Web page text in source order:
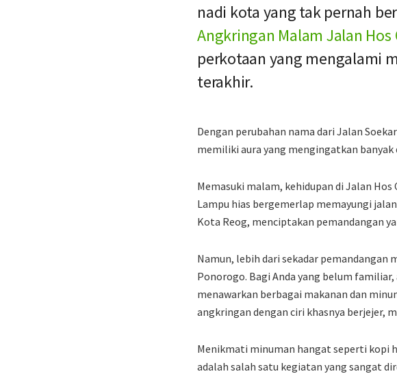
nadi kota yang tak pernah
Angkringan Malam Jalan
perkotaan yang mengalami
terakhir.
Dengan perubahan nama dari Jalan
memiliki aura yang mengingatkan banyak
Memasuki malam, kehidupan di Jalan
Lampu hias bergemerlap memayungi
Kota Reog, menciptakan pemandangan
Namun, lebih dari sekadar
Ponorogo. Bagi Anda yang belum
menawarkan berbagai makanan dan
angkringan dengan ciri khasnya berjejer,
Menikmati minuman hangat seperti kopi
adalah salah satu kegiatan yang sangat